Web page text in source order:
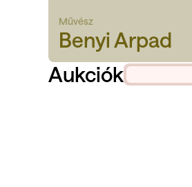
Művész
Benyi Arpad
Aukciók